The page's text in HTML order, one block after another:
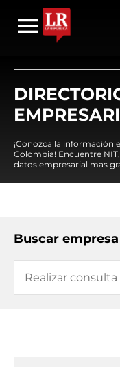
¡Conozca la información
Colombia! Encuentre
datos empresarial mas
Buscar empresa